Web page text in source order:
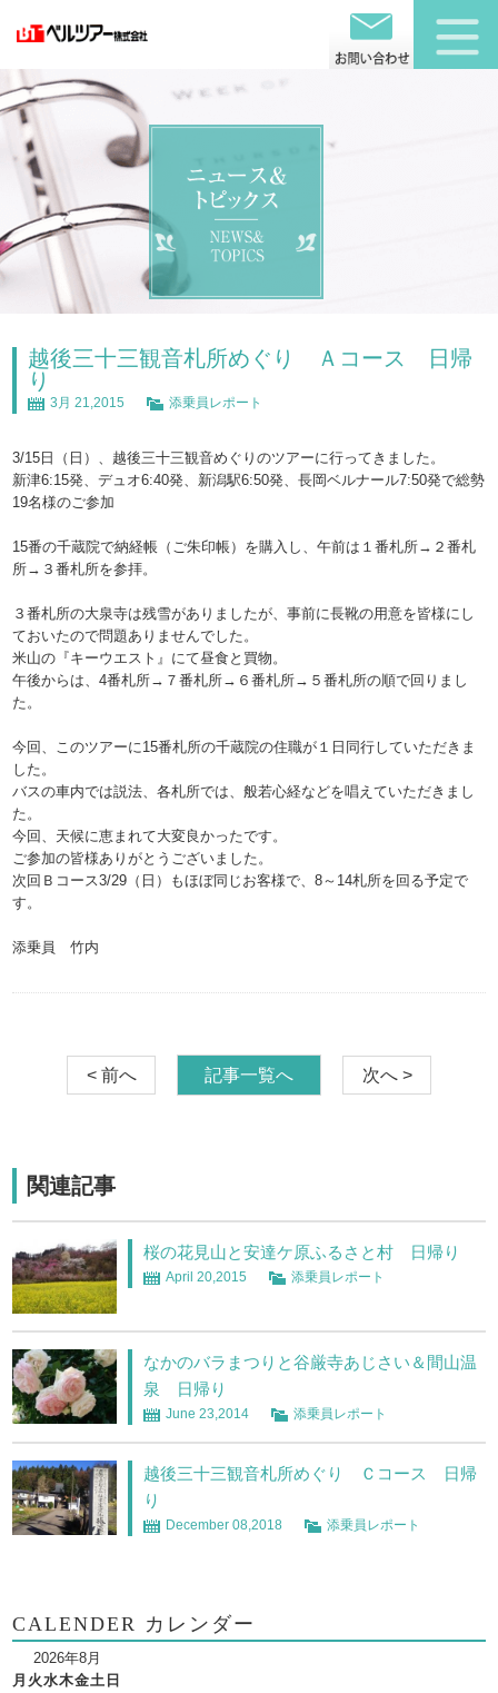
越後三十三観音札所めぐり Ａコース 日帰
り
3月 21,2015 添乗員レポート
3/15日（日）、越後三十三観音めぐりのツアーに行ってきました。
新津6:15発、デュオ6:40発、新潟駅6:50発、長岡ベルナール7:50発で総勢
19名様のご参加
15番の千蔵院で納経帳（ご朱印帳）を購入し、午前は１番札所→２番札
所→３番札所を参拝。
３番札所の大泉寺は残雪がありましたが、事前に長靴の用意を皆様にし
ておいたので問題ありませんでした。
米山の『キーウエスト』にて昼食と買物。
午後からは、4番札所→７番札所→６番札所→５番札所の順で回りまし
た。
今回、このツアーに15番札所の千蔵院の住職が１日同行していただきま
した。
バスの車内では説法、各札所では、般若心経などを唱えていただきまし
た。
今回、天候に恵まれて大変良かったです。
ご参加の皆様ありがとうございました。
次回Ｂコース3/29（日）もほぼ同じお客様で、8～14札所を回る予定で
す。
添乗員 竹内
< 前へ 記事一覧へ 次へ >
関連記事
桜の花見山と安達ケ原ふるさと村 日帰り
April 20,2015 添乗員レポート
なかのバラまつりと谷厳寺あじさい＆間山温
泉 日帰り
June 23,2014 添乗員レポート
越後三十三観音札所めぐり Ｃコース 日帰
り
December 08,2018 添乗員レポート
CALENDER カレンダー
2026年8月
月 火水木金土 日